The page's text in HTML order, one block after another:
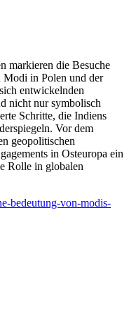
markieren die Besuche
Modi in Polen und der
entwickelnden
nicht nur symbolisch
Schritte, die Indiens
Vor dem
geopolitischen
in Osteuropa ein
Rolle in globalen
bedeutung-von-modis-